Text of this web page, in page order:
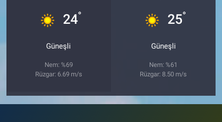
24°
Güneşli
Nem: %69
Rüzgar: 6.69 m/s
25°
Güneşli
Nem: %61
Rüzgar: 8.50 m/s